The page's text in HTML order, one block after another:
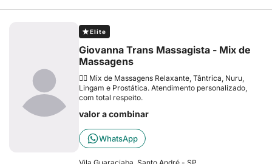
Elite
Giovanna Trans Massagista - Mix de
Massagens
💆‍♂️ Mix de Massagens Relaxante, Tântrica, Nuru,
Lingam e Prostática. Atendimento personalizado,
com total respeito.
valor a combinar
WhatsApp